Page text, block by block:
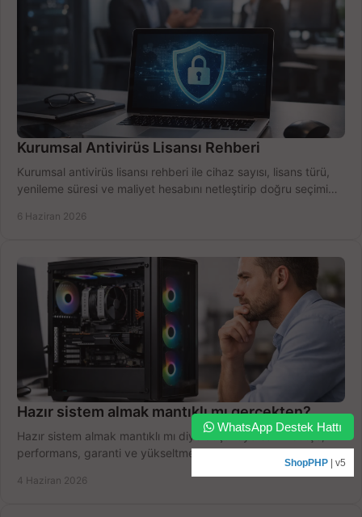
Kurumsal Antivirüs Lisansı Rehberi
Kurumsal antivirüs lisansı rehberi ile cihaz sayısı, lisans türü,
yenileme süresi ve maliyet hesabını netleştirip doğru seçimi
6 Haziran 2026
Hazır sistem almak mantıklı mı gerçekten?
Hazır sistem almak mantıklı mı diye düşünüyorsanız bütçe,
performans, garanti ve yükseltme payını birlikte değerlendirin,
4 Haziran 2026
WhatsApp Destek Hattı
ShopPHP | v5